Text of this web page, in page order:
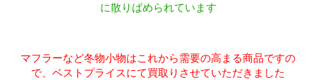
に散りばめられています
マフラーなど冬物小物はこれから需要の高まる商品ですの
で、ベストプライスにて買取りさせていただきました